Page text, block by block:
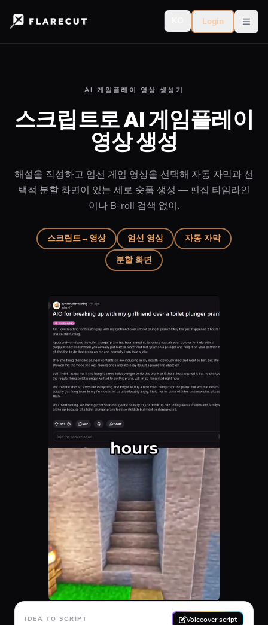
Login
AI 게임플레이 영상 생성기
스크립트로 AI 게임플레이
영상 생성
해설을 작성하고 엄선 게임 영상을 선택해 자동 자막과 선
택적 분할 화면이 있는 세로 숏폼 생성 — 편집 타임라인
이나 B-roll 검색 없이.
스크립트→영상 엄선 영상
자동 자막
분할 화면
IDEA TO SCRIPT Voiceover script